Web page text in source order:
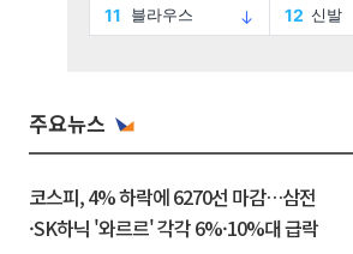
주요뉴스
코스피, 4% 하락에 6270선 마감…삼전
·SK하닉 '와르르' 각각 6%·10%대 급락